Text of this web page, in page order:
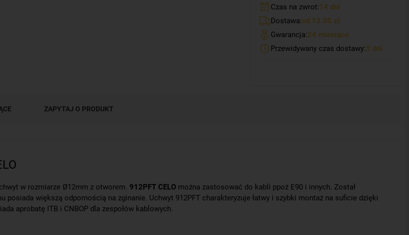
Czas na zwrot:14 dni
Dostawa:od 13.00 zł
Gwarancja:24 miesiące
Przewidywany czas dostawy:3 dni
ZAPYTAJ O PRODUKT
w rozmiarze Ø12mm z otworem. 912PFT CELO można zastosować do kabli ppoż E90 i innych. Został
większą odpornością na zginanie. Uchwyt 912PFT charakteryzuje łatwy i szybki montaż na suficie dzięki
aprobatę ITB i CNBOP dla zespołów kablowych.